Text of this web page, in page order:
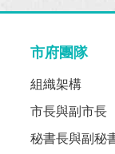
市府團隊
組織架構
市長與副市長
秘書長與副秘